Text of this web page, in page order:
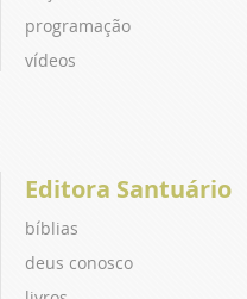
programação
vídeos
Editora Santuário
bíblias
deus conosco